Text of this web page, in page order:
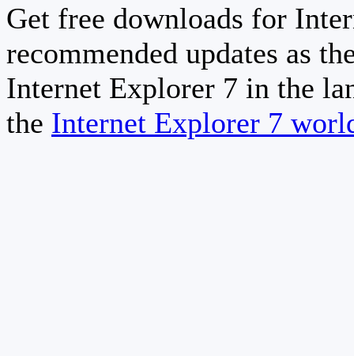
Get free downloads for
recommended updates as
Internet Explorer 7 in the
the Internet Explorer 7